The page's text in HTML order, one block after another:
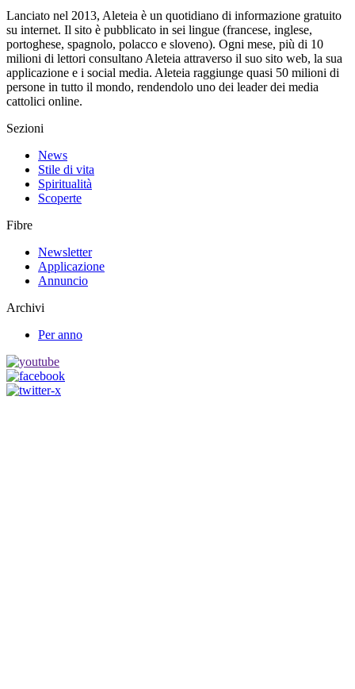
Lanciato nel 2013, Aleteia è un quotidiano di informazione gratuito
su internet. Il sito è pubblicato in sei lingue (francese, inglese,
portoghese, spagnolo, polacco e sloveno). Ogni mese, più di 10
milioni di lettori consultano Aleteia attraverso il suo sito web, la sua
applicazione e i social media. Aleteia raggiunge quasi 50 milioni di
persone in tutto il mondo, rendendolo uno dei leader dei media
cattolici online.
Sezioni
News
Stile di vita
Spiritualità
Scoperte
Fibre
Newsletter
Applicazione
Annuncio
Archivi
Per anno